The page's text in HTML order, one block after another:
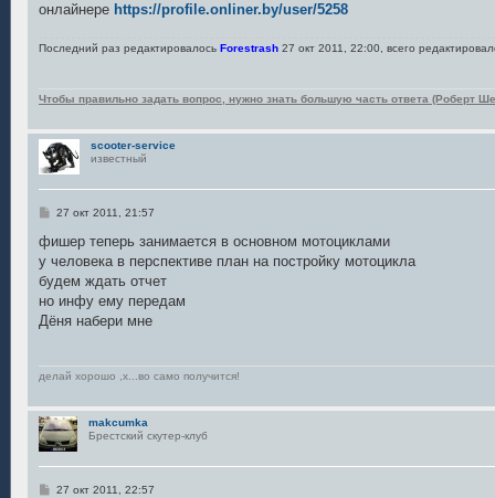
онлайнере https://profile.onliner.by/user/5258
Последний раз редактировалось Forestrash 27 окт 2011, 22:00, всего
Чтобы правильно задать вопрос, нужно знать большую часть ответа (Роберт
scooter-service
известный
С
о
щ
е
н
и
е
27 окт 2011, 21:57
фишер теперь занимается в основном мотоциклами
у человека в перспективе план на постройку мотоцикла
будем ждать отчет
но инфу ему передам
Дёня набери мне
делай хорошо ,х...во само получится!
makcumka
Брестский скутер-клуб
С27 окт 2011, 22:57